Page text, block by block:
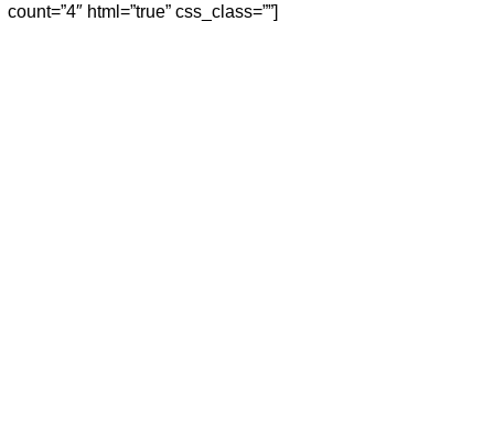
count=”4″ html=”true” css_class=””]